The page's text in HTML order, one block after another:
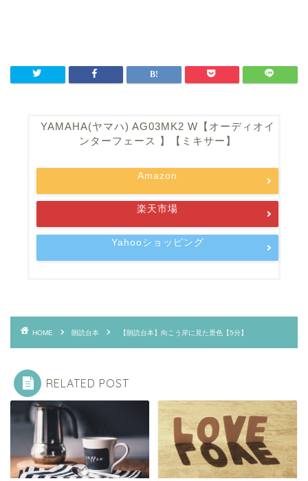
YAMAHA(ヤマハ) AG03MK2 W【オーディオイ
ンターフェース 】【ミキサー】
Amazon
楽天市場
Yahooショッピング
HOME 朗読台本 【朗読台本】向こう岸に見た景色【5分】
RELATED POST